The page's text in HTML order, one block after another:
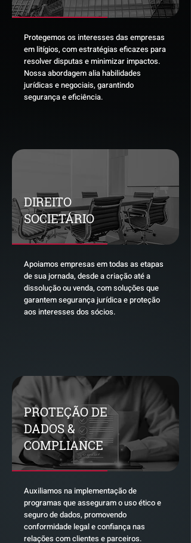
Protegemos os interesses das empresas
em litígios, com estratégias eficazes para
resolver disputas e minimizar impactos.
Nossa abordagem alia habilidades
jurídicas e negociais, garantindo
segurança e eficiência.
DIREITO
SOCIETÁRIO
Apoiamos empresas em todas as etapas
de sua jornada, desde a criação até a
dissolução ou venda, com soluções que
garantem segurança jurídica e proteção
aos interesses dos sócios.
PROTEÇÃO DE
DADOS &
COMPLIANCE
Auxiliamos na implementação de
programas que asseguram o uso ético e
seguro de dados, promovendo
conformidade legal e confiança nas
relações com clientes e parceiros.